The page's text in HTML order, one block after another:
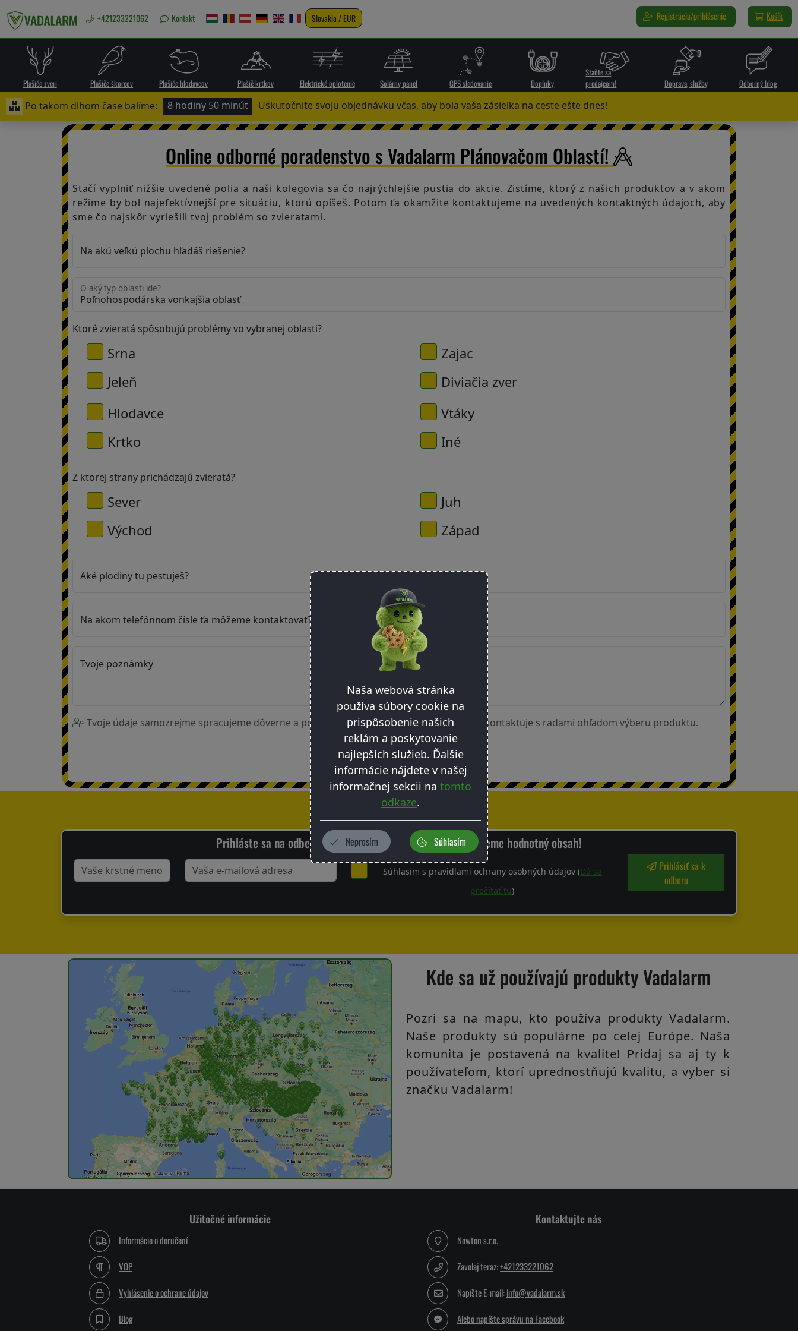
Slovakia
EUR
predajcom!
Registrácia/prihlásenie
+421233221062 Kontakt Slovakia / EUR Košík
Registrácia/prihlásenie
Plašiče zveri Plašiče škorcov Plašiče hlodavcov Plašič krtkov Elektrické oplotenie Solárny panel GPS sledovanie Doplnky
Staňte sa
predajcom!
Doprava, služby Odborný blog
Po takom dlhom čase balíme: 8 hodiny 50 minút Uskutočnite svoju objednávku včas, aby bola vaša zásielka na ceste ešte dnes!
Online odborné poradenstvo s Vadalarm Plánovačom Oblastí!
Stačí vyplniť nižšie uvedené polia a naši kolegovia sa čo najrýchlejšie pustia do akcie. Zistíme, ktorý z našich produktov a v akom
režime by bol najefektívnejší pre situáciu, ktorú opíšeš. Potom ťa okamžite kontaktujeme na uvedených kontaktných údajoch, aby
sme čo najskôr vyriešili tvoj problém so zvieratami.
Na akú veľkú plochu hľadáš riešenie?
O aký typ oblasti ide?
Ktoré zvieratá spôsobujú problémy vo vybranej oblasti?
Srna
Jeleň
Zajac
Diviačia zver
Hlodavce
Krtko
Vtáky
Iné
Z ktorej strany prichádzajú zvieratá?
Sever
Východ
Juh
Západ
Aké plodiny tu pestuješ?
Na akom telefónnom čísle ťa môžeme kontaktovať?
Tvoje poznámky
Tvoje údaje samozrejme spracujeme dôverne a po ich odoslaní ťa náš odborník čoskoro kontaktuje s radami ohľadom výberu produktu.
Odoslať
Prihláste sa na odber nášho newslettera a my vám poskytneme hodnotný obsah!
Súhlasím s pravidlami ochrany osobných údajov (Dá sa
prečítať tu)
Prihlásiť sa k
odberu
Kde sa už používajú produkty Vadalarm
Pozri sa na mapu, kto používa produkty Vadalarm.
Naše produkty sú populárne po celej Európe. Naša
komunita je postavená na kvalite! Pridaj sa aj ty k
používateľom, ktorí uprednostňujú kvalitu, a vyber si
značku Vadalarm!
Užitočné informácie
Informácie o doručení
VOP
Vyhlásenie o ochrane údajov
Blog
Kontaktujte nás
Nowton s.r.o.
Zavolaj teraz:+421233221062
Napíšte E-mail:info@vadalarm.sk
Alebo napíšte správu na Facebook
Naša webová stránka
používa súbory cookie na
prispôsobenie našich
reklám a poskytovanie
najlepších služieb. Ďalšie
informácie nájdete v našej
informačnej sekcii na tomto
odkaze.
Neprosím Súhlasím